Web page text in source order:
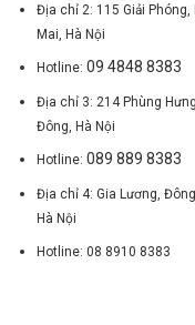
Địa chỉ 2: 115 Giải Phóng,
Mai, Hà Nội
Hotline: 09 4848 8383
Địa chỉ 3: 214 Phùng
Đông, Hà Nội
Hotline: 089 889 8383
Địa chỉ 4: Gia Lương, Đông
Hà Nội
Hotline: 08 8910 8383